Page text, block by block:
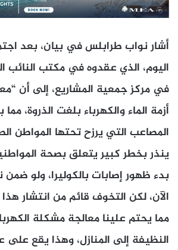
أشار نواب طرابلس في بيان، بعد
اليوم، الذي عقدوه في مكتب النائب
في مركز جمعية المشاريع، إلى أن
أزمة الماء والكهرباء بلغت الذروة،
المصاعب التي يرزح تحتها المواطن
ينذر بخطر كبير يتعلق بصحة
بدء ظهور إصابات بالكوليرا، ولو
الآن، لكن التخوف قائم من انتشار
مما يحتم علينا معالجة مشكلة
النظيفة إلى المنازل، وهذا يقع على